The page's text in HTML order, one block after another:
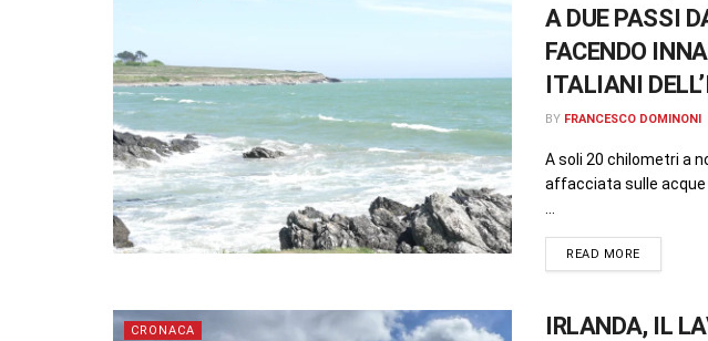
A DUE PASSI
FACENDO
ITALIANI
BY FRANCESCO DOMINONI
A soli 20 chilometri a
affacciata sulle acque
READ MORE
CRONACA
IRLANDA, IL